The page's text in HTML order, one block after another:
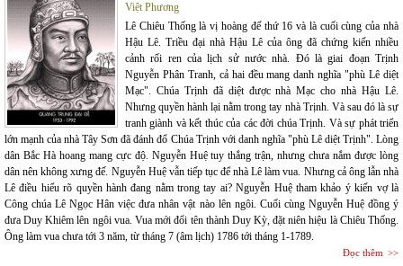
Việt Phương
Lê Chiêu Thống là vị hoàng đế thứ 16 và là cuối cùng của nhà
Hậu Lê. Triều đại nhà Hậu Lê của ông đã chứng kiến nhiều
cảnh rối ren của lịch sử nước nhà. Đó là giai đoạn Trịnh
Nguyễn Phân Tranh, cả hai đều mang danh nghĩa "phù Lê diệt
Mạc". Chúa Trịnh đã diệt được nhà Mạc cho nhà Hậu Lê.
Nhưng quyền hành lại nằm trong tay nhà Trịnh. Và sau đó là sự
tranh giành và kết thúc của các đời chúa Trịnh. Và sự phát triển
lớn mạnh của nhà Tây Sơn đã đánh đổ Chúa Trịnh với danh nghĩa "phù Lê diệt Trịnh". Lòng
dân Bắc Hà hoang mang cực độ. Nguyễn Huệ tuy thắng trận, nhưng chưa nắm được lòng
dân nên không xưng đế. Nguyễn Huệ vẫn tiếp tục để nhà Lê làm vua. Nhưng cả ông lẫn nhà
Lê điều hiểu rõ quyền hành đang nằm trong tay ai? Nguyễn Huệ tham khảo ý kiến vợ là
Công chúa Lê Ngọc Hân việc đưa nhân vật nào lên ngôi. Cuối cùng Nguyễn Huệ đồng ý
đưa Duy Khiêm lên ngôi vua. Vua mới đổi tên thành Duy Kỳ, đặt niên hiệu là Chiêu Thống.
Ông làm vua chưa tới 3 năm, từ tháng 7 (âm lịch) 1786 tới tháng 1-1789.
Đọc thêm